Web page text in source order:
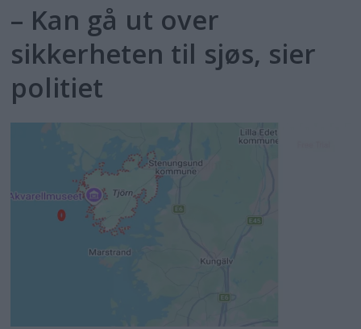
– Kan gå ut over
sikkerheten til sjøs, sier
politiet